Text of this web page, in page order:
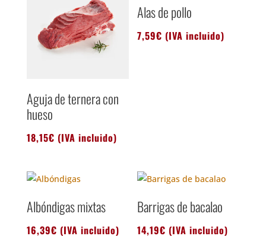
Aguja de ternera con
hueso
18,15€ (IVA incluido)
Alas de pollo
7,59€ (IVA incluido)
Albóndigas mixtas
16,39€ (IVA incluido)
Barrigas de bacalao
14,19€ (IVA incluido)